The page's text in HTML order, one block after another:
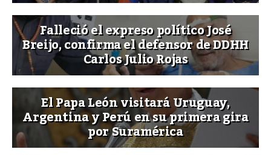
Falleció el expreso político José
Breijo, confirma el defensor de DDHH
Carlos Julio Rojas
El Papa León visitará Uruguay,
Argentina y Perú en su primera gira
por Suramérica